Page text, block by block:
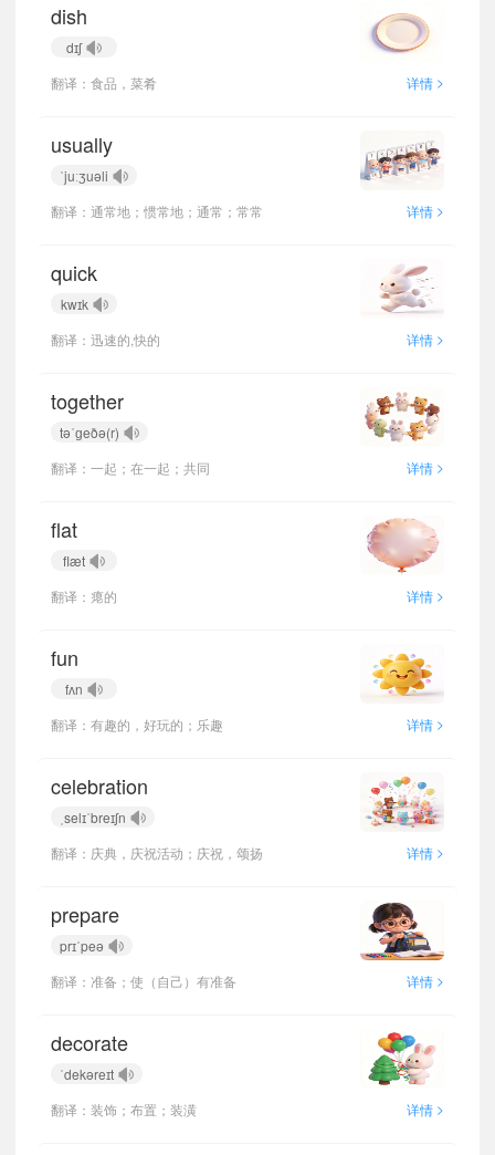
dish
dɪʃ
翻译：食品，菜肴
详情 >
usually
ˈjuːʒuəli
翻译：通常地；惯常地；通常；常常
详情 >
quick
kwɪk
翻译：迅速的,快的
详情 >
together
təˈɡeðə(r)
翻译：一起；在一起；共同
详情 >
flat
flæt
翻译：瘪的
详情 >
fun
fʌn
翻译：有趣的，好玩的；乐趣
详情 >
celebration
ˌselɪˈbreɪʃn
翻译：庆典，庆祝活动；庆祝，颂扬
详情 >
prepare
prɪˈpeə
翻译：准备；使（自己）有准备
详情 >
decorate
ˈdekəreɪt
翻译：装饰；布置；装潢
详情 >